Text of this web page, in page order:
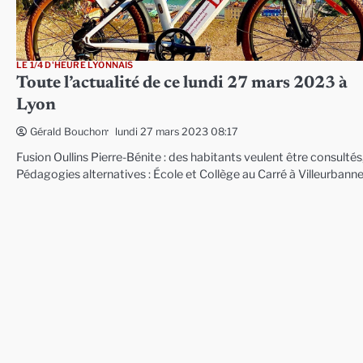
LE 1/4 D'HEURE LYONNAIS
Toute l’actualité de ce lundi 27 mars 2023 à
Lyon
Gérald Bouchon lundi 27 mars 2023 08:17
Fusion Oullins Pierre-Bénite : des habitants veulent être
Pédagogies alternatives : École et Collège au Carré à Villeurbanne